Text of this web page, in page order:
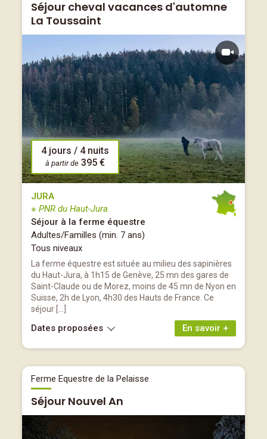
Séjour cheval vacances d'automne
La Toussaint
4 jours / 4 nuits
à partir de 395 €
JURA
※ PNR du Haut-Jura
Séjour à la ferme équestre
Adultes/Familles (min. 7 ans)
Tous niveaux
La ferme équestre est située au milieu des sapinières
du Haut-Jura, à 1h15 de Genève, 25 mn des gares de
Saint-Claude ou de Morez, moins de 45 mn de Nyon en
Suisse, 2h de Lyon, 4h30 des Hauts de France. Ce
séjour […]
En savoir +
Dates proposées
Ferme Equestre de la Pelaisse
Séjour Nouvel An